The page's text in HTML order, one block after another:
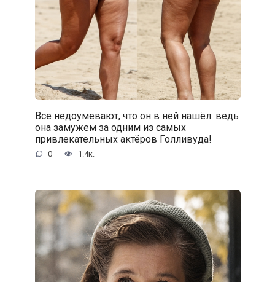
Все недоумевают, что он в ней нашёл: ведь
она замужем за одним из самых
привлекательных актёров Голливуда!
0 1.4к.